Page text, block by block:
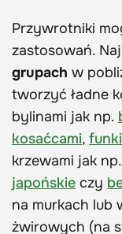
Przywrotniki
zastosowań.
grupach w
tworzyć ładne
bylinami jak np.
kosaćcami,
krzewami jak np.
japońskie czy
na murkach lub
żwirowych (na